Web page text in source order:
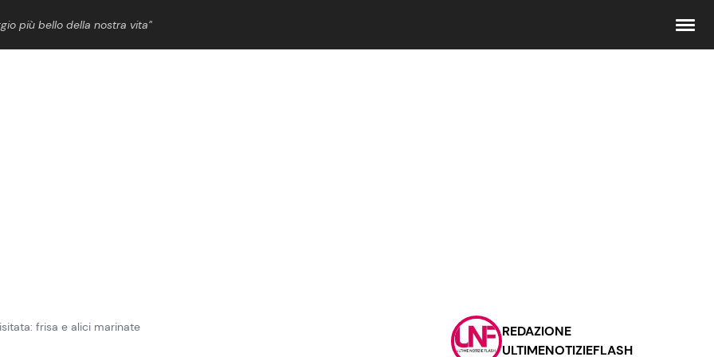
più bello della nostra vita”
Contattaci
Pubblicità
frisa e alici marinate
REDAZIONE
ULTIMENOTIZIEFLASH